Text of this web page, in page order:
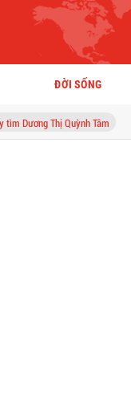
ĐỜI SỐNG
Quỳnh Tâm Bắt